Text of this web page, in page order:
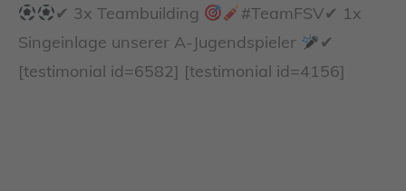
✔ 3x Teambuilding
#TeamFSV✔ 1x
Singeinlage unserer A-Jugendspieler
✔
[testimonial id=6582] [testimonial id=4156]